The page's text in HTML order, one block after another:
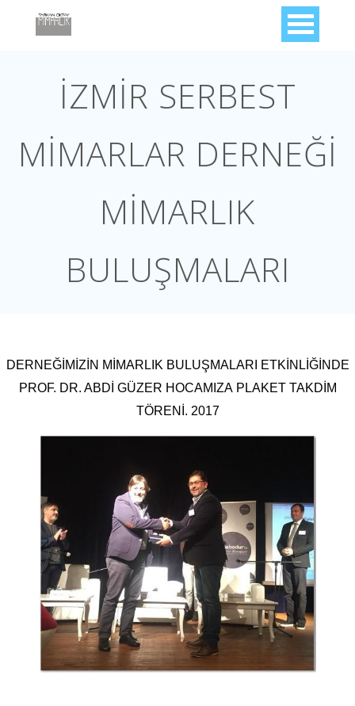
İZMİR SERBEST
MİMARLAR DERNEĞİ
MİMARLIK
BULUŞMALARI
DERNEĞİMİZİN MİMARLIK BULUŞMALARI ETKİNLİĞİNDE
PROF. DR. ABDİ GÜZER HOCAMIZA PLAKET TAKDİM
TÖRENİ. 2017